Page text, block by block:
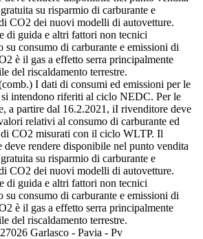
su risparmio di carburante e
CO2 dei nuovi modelli di autovetture.
di guida e altri fattori non tecnici
su consumo di carburante e emissioni di
è il gas a effetto serra principalmente
del riscaldamento terrestre.
I dati di consumi ed emissioni per le
si intendono riferiti al ciclo NEDC. Per le
a partire dal 16.2.2021, iI rivenditore deve
relativi al consumo di carburante ed
di CO2 misurati con il ciclo WLTP. Il
deve rendere disponibile nel punto vendita
su risparmio di carburante e
CO2 dei nuovi modelli di autovetture.
di guida e altri fattori non tecnici
su consumo di carburante e emissioni di
è il gas a effetto serra principalmente
del riscaldamento terrestre.
Garlasco - Pavia - Pv